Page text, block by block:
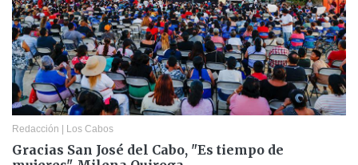
Redacción | Los Cabos
Gracias San José del Cabo, "Es tiempo de